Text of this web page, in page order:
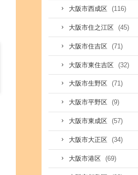
大阪市西成区 (116)
大阪市住之江区 (45)
大阪市住吉区 (71)
大阪市東住吉区 (32)
大阪市生野区 (71)
大阪市平野区 (9)
大阪市東成区 (57)
大阪市大正区 (34)
大阪市港区 (69)